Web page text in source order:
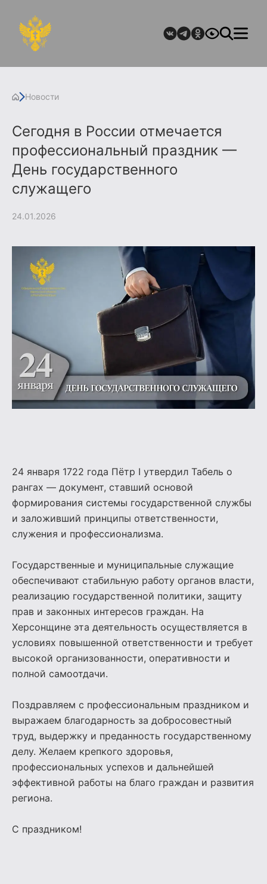
Новости
Сегодня в России отмечается
профессиональный праздник —
День государственного
служащего
24.01.2026
24 января 1722 года Пётр I утвердил Табель о
рангах — документ, ставший основой
формирования системы государственной службы
и заложивший принципы ответственности,
служения и профессионализма.
Государственные и муниципальные служащие
обеспечивают стабильную работу органов власти,
реализацию государственной политики, защиту
прав и законных интересов граждан. На
Херсонщине эта деятельность осуществляется в
условиях повышенной ответственности и требует
высокой организованности, оперативности и
полной самоотдачи.
Поздравляем с профессиональным праздником и
выражаем благодарность за добросовестный
труд, выдержку и преданность государственному
делу. Желаем крепкого здоровья,
профессиональных успехов и дальнейшей
эффективной работы на благо граждан и развития
региона.
С праздником!